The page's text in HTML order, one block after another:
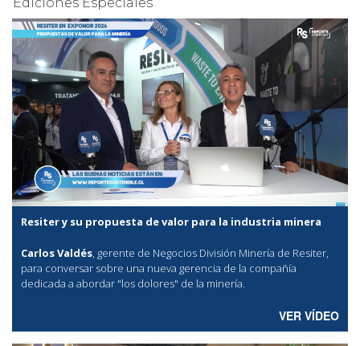
Resiter y su propuesta de valor para la industria minera
Carlos Valdés, gerente de Negocios División Minería de Resiter,
para conversar sobre una nueva gerencia de la compañía
dedicada a abordar "los dolores" de la minería.
VER VÍDEO